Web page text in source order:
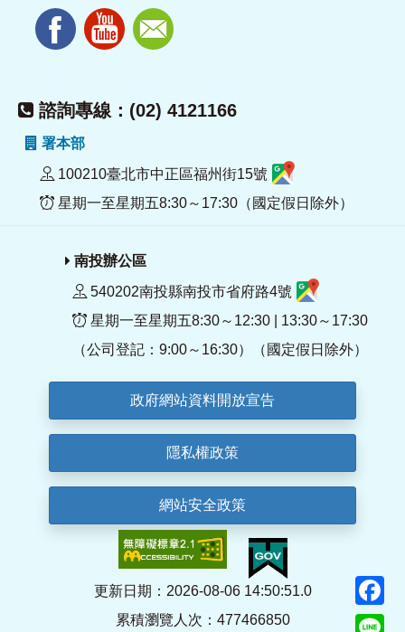
諮詢專線：(02) 4121166
署本部
100210臺北市中正區福州街15號
星期一至星期五8:30～17:30（國定假日除外）
南投辦公區
540202南投縣南投市省府路4號
星期一至星期五8:30～12:30 | 13:30～17:30
（公司登記：9:00～16:30）（國定假日除外）
政府網站資料開放宣告
隱私權政策
網站安全政策
更新日期：2026-08-06 14:50:51.0
累積瀏覽人次：477466850